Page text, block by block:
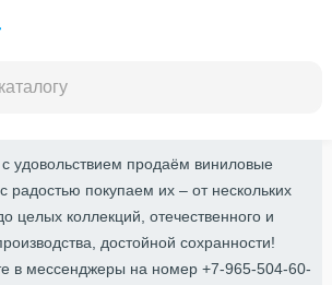
удовольствием продаём виниловые
радостью покупаем их – от нескольких
целых коллекций, отечественного и
достойной сохранности!
в мессенджеры на номер +7-965-504-60-